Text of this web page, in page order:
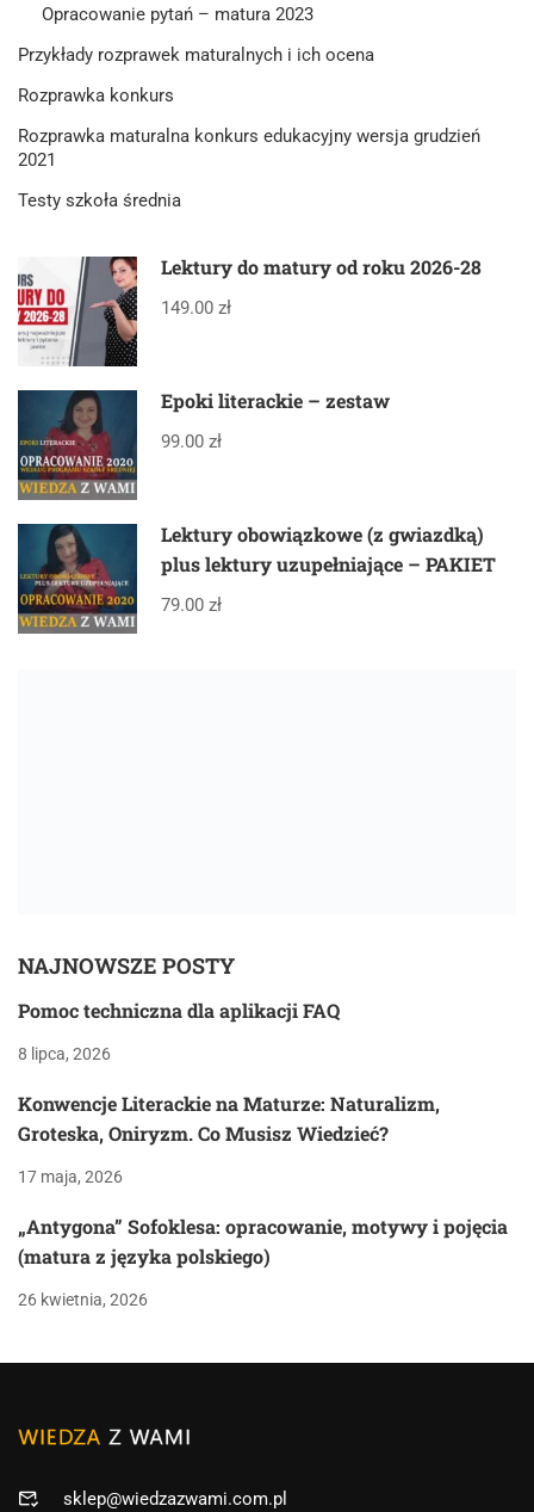
Opracowanie pytań – matura 2023
Przykłady rozprawek maturalnych i ich ocena
Rozprawka konkurs
Rozprawka maturalna konkurs edukacyjny wersja grudzień
2021
Testy szkoła średnia
Lektury do matury od roku 2026-28
149.00 zł
Epoki literackie – zestaw
99.00 zł
Lektury obowiązkowe (z gwiazdką)
plus lektury uzupełniające – PAKIET
79.00 zł
NAJNOWSZE POSTY
Pomoc techniczna dla aplikacji FAQ
8 lipca, 2026
Konwencje Literackie na Maturze: Naturalizm,
Groteska, Oniryzm. Co Musisz Wiedzieć?
17 maja, 2026
„Antygona” Sofoklesa: opracowanie, motywy i pojęcia
(matura z języka polskiego)
26 kwietnia, 2026
sklep@wiedzazwami.com.pl